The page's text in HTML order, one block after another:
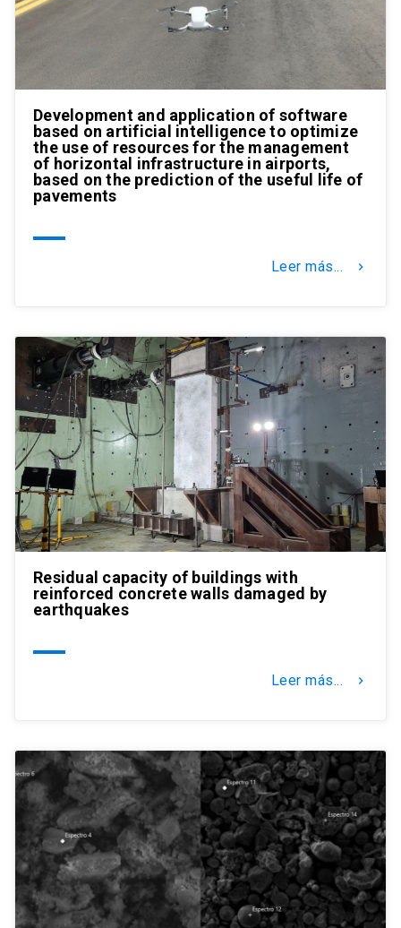
Development and application of software
based on artificial intelligence to optimize
the use of resources for the management
of horizontal infrastructure in airports,
based on the prediction of the useful life of
pavements
Leer más... keyboard_arrow_right
Residual capacity of buildings with
reinforced concrete walls damaged by
earthquakes
Leer más... keyboard_arrow_right